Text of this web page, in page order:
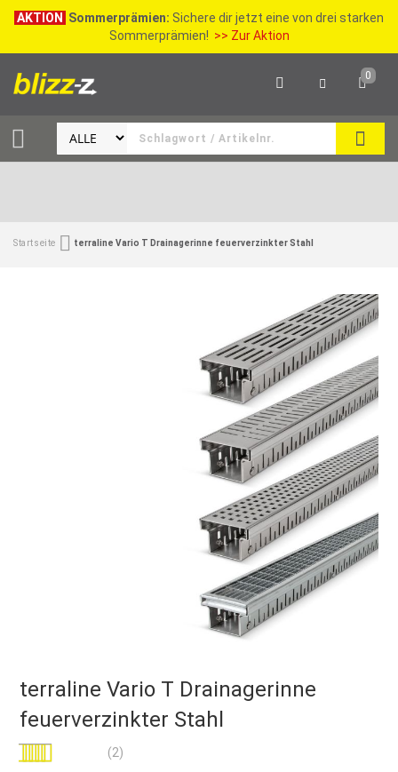
AKTION Sommerprämien: Sichere dir jetzt eine von drei starken
Sommerprämien! >> Zur Aktion
0
Startseite terraline Vario T Drainagerinne feuerverzinkter Stahl
terraline Vario T Drainagerinne
feuerverzinkter Stahl
Bewertung: (2)